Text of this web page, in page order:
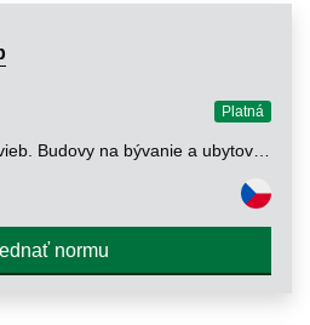
Platná
normu